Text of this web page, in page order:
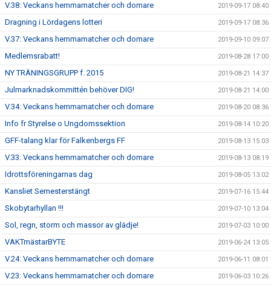
V.38: Veckans hemmamatcher och domare 2019-09-17 08:40
Dragning i Lördagens lotteri 2019-09-17 08:36
V.37: Veckans hemmamatcher och domare 2019-09-10 09:07
Medlemsrabatt! 2019-08-28 17:00
NY TRÄNINGSGRUPP f. 2015 2019-08-21 14:37
Julmarknadskommittén behöver DIG! 2019-08-21 14:00
V.34: Veckans hemmamatcher och domare 2019-08-20 08:36
Info fr Styrelse o Ungdomssektion 2019-08-14 10:20
GFF-talang klar för Falkenbergs FF 2019-08-13 15:03
V.33: Veckans hemmamatcher och domare 2019-08-13 08:19
Idrottsföreningarnas dag 2019-08-05 13:02
Kansliet Semesterstängt 2019-07-16 15:44
Skobytarhyllan !!! 2019-07-10 13:04
Sol, regn, storm och massor av glädje! 2019-07-03 10:00
VAKTmästarBYTE 2019-06-24 13:05
V.24: Veckans hemmamatcher och domare 2019-06-11 08:01
V.23: Veckans hemmamatcher och domare 2019-06-03 10:26